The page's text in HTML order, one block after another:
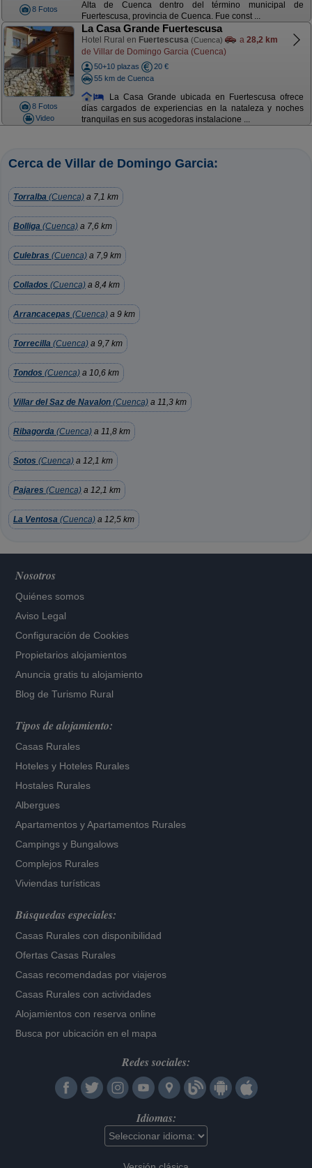
8 Fotos
Alta de Cuenca dentro del término municipal de
Fuertescusa, provincia de Cuenca. Fue const ...
8 Fotos
Video
La Casa Grande Fuertescusa
Hotel Rural en Fuertescusa (Cuenca) a 28,2 km
de Villar de Domingo Garcia (Cuenca)
50+10 plazas
20 €
55 km de Cuenca
La Casa Grande ubicada en Fuertescusa ofrece
días cargados de experiencias en la nataleza y noches
tranquilas en sus acogedoras instalacione ...
Cerca de Villar de Domingo Garcia:
Torralba (Cuenca) a 7,1 km
Bolliga (Cuenca) a 7,6 km
Culebras (Cuenca) a 7,9 km
Collados (Cuenca) a 8,4 km
Arrancacepas (Cuenca) a 9 km
Torrecilla (Cuenca) a 9,7 km
Tondos (Cuenca) a 10,6 km
Villar del Saz de Navalon (Cuenca) a 11,3 km
Ribagorda (Cuenca) a 11,8 km
Sotos (Cuenca) a 12,1 km
Pajares (Cuenca) a 12,1 km
La Ventosa (Cuenca) a 12,5 km
Nosotros
Quiénes somos
Aviso Legal
Configuración de Cookies
Propietarios alojamientos
Anuncia gratis tu alojamiento
Blog de Turismo Rural
Tipos de alojamiento:
Casas Rurales
Hoteles y Hoteles Rurales
Hostales Rurales
Albergues
Apartamentos yApartamentos Rurales
Campings y Bungalows
Complejos Rurales
Viviendas turísticas
Búsquedas especiales:
Casas Rurales con disponibilidad
Ofertas Casas Rurales
Casas recomendadas por viajeros
Casas Rurales con actividades
Alojamientos con reserva online
Busca por ubicación en el mapa
Redes sociales:
Idiomas: